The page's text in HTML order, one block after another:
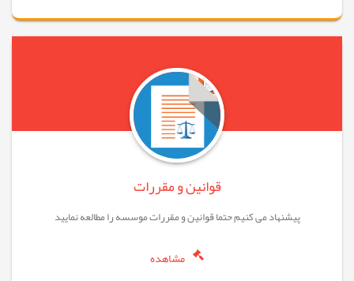
قوانین و مقررات
پیشنهاد می کنیم حتما قوانین و مقررات موسسه را مطالعه نمایید
مشاهده